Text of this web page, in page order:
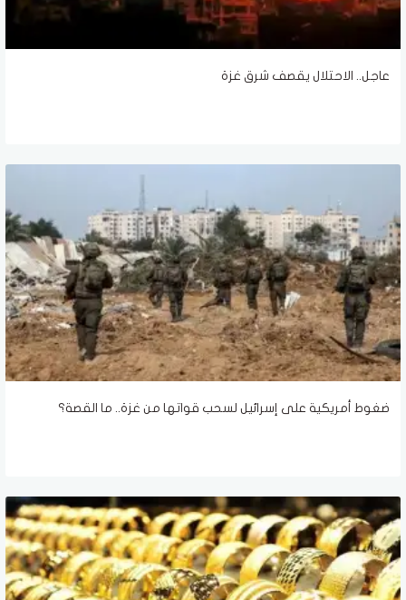
عاجل.. الاحتلال يقصف شرق غزة
ضغوط أمريكية على إسرائيل لسحب قواتها من غزة.. ما القصة؟